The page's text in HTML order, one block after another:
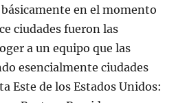
en el momento
ciudades fueron las
a un equipo que las
esencialmente ciudades
Este de los Estados Unidos: